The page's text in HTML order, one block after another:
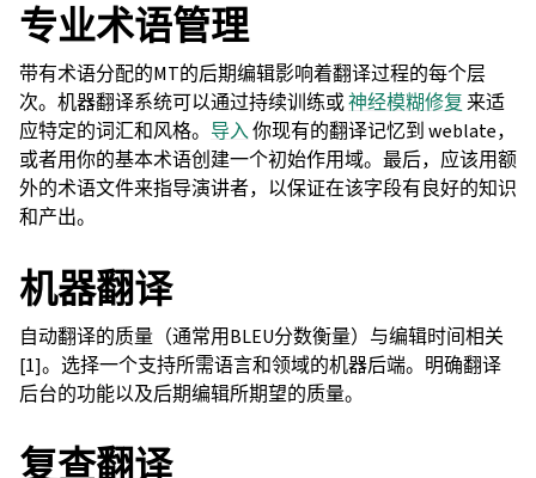
专业术语管理
带有术语分配的MT的后期编辑影响着翻译过程的每个层
次。机器翻译系统可以通过持续训练或神经模糊修复来适
应特定的词汇和风格。 导入你现有的翻译记忆到 weblate，
或者用你的基本术语创建一个初始作用域。最后，应该用额
外的术语文件来指导演讲者，以保证在该字段有良好的知识
和产出。
机器翻译
自动翻译的质量（通常用BLEU分数衡量）与编辑时间相关
[1]。选择一个支持所需语言和领域的机器后端。明确翻译
后台的功能以及后期编辑所期望的质量。
复查翻译